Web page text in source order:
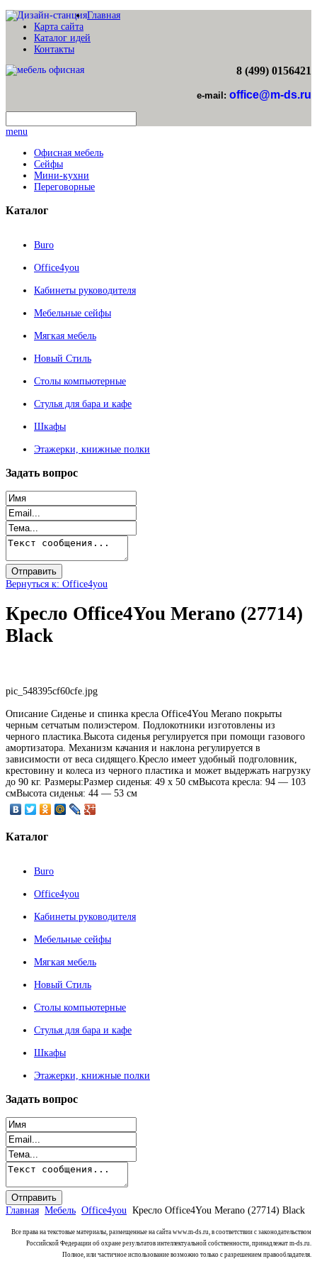
Главная
Карта сайта
Каталог идей
Контакты
8 (499) 0156421
e-mail: office@m-ds.ru
menu
Офисная мебель
Сейфы
Мини-кухни
Переговорные
Каталог
Buro
Office4you
Кабинеты руководителя
Мебельные сейфы
Мягкая мебель
Новый Стиль
Столы компьютерные
Стулья для бара и кафе
Шкафы
Этажерки, книжные полки
Задать вопрос
Вернуться к: Office4you
Кресло Office4You Merano (27714)
Black
pic_548395cf60cfe.jpg
Описание Сиденье и спинка кресла Office4You Merano покрыты
черным сетчатым полиэстером. Подлокотники изготовлены из
черного пластика.Высота сиденья регулируется при помощи газового
амортизатора. Механизм качания и наклона регулируется в
зависимости от веса сидящего.Кресло имеет удобный подголовник,
крестовину и колеса из черного пластика и может выдержать нагрузку
до 90 кг. Размеры:Размер сиденья: 49 x 50 смВысота кресла: 94 — 103
смВысота сиденья: 44 — 53 см
Каталог
Buro
Office4you
Кабинеты руководителя
Мебельные сейфы
Мягкая мебель
Новый Стиль
Столы компьютерные
Стулья для бара и кафе
Шкафы
Этажерки, книжные полки
Задать вопрос
Главная Мебель Office4you Кресло Office4You Merano (27714) Black
Все права на текстовые материалы, размещенные на сайта www.m-ds.ru, в соответствии с законодательством
Российской Федерации об охране результатов интеллектуальной собственности, принадлежат m-ds.ru.
Полное, или частичное использование возможно только с разрешением правообладателя.